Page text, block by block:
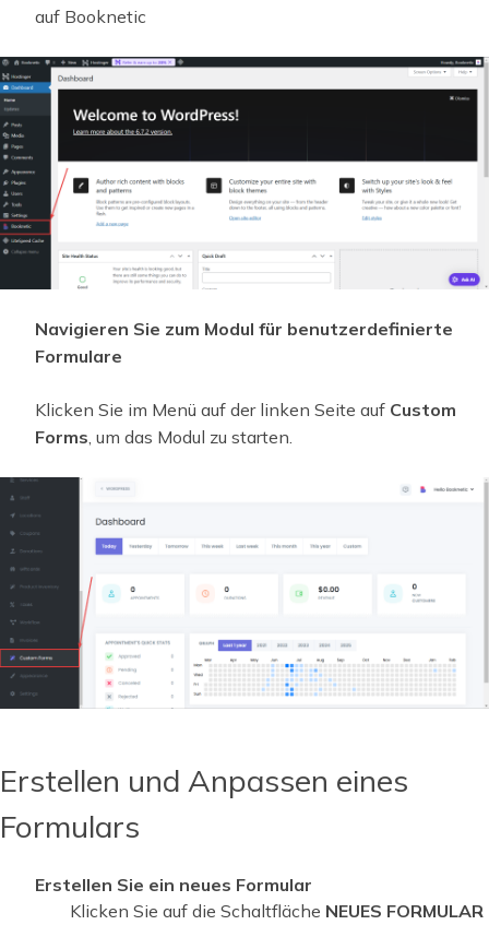
auf Booknetic
Navigieren Sie zum Modul für benutzerdefinierte
Formulare
Klicken Sie im Menü auf der linken Seite auf Custom
Forms , um das Modul zu starten.
Erstellen und Anpassen eines
Formulars
Erstellen Sie ein neues Formular
Klicken Sie auf die Schaltfläche NEUES FORMULAR